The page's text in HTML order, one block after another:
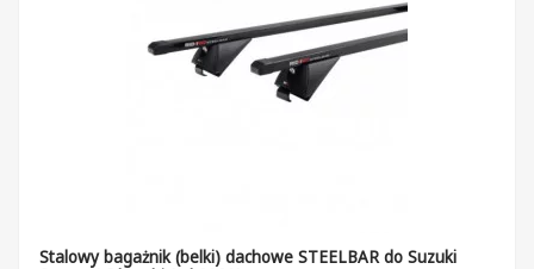
Stalowy bagażnik (belki) dachowe STEELBAR do Suzuki